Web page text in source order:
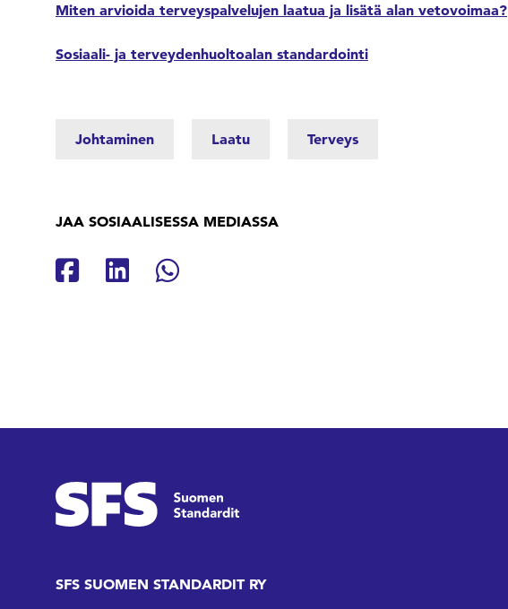
Miten arvioida terveyspalvelujen laatua ja lisätä alan vetovoimaa?
Sosiaali- ja terveydenhuoltoalan standardointi
Johtaminen Laatu Terveys
JAA SOSIAALISESSA MEDIASSA
Jaa Facebookissa
Jaa Linkedinissä
Jaa Whatsappissa
SFS SUOMEN STANDARDIT RY